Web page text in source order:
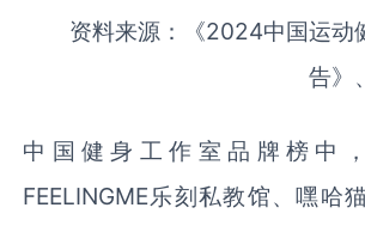
资料来源：《2024中国运动
告》
中国健身工作室品牌榜中
FEELINGME乐刻私教馆、嘿哈